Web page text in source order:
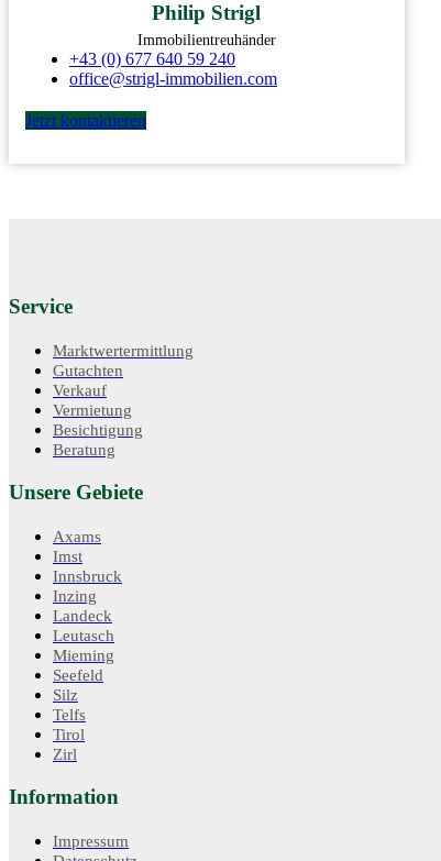
Philip Strigl
Immobilientreuhänder
+43 (0) 677 640 59 240
office@strigl-immobilien.com
Jetzt kontaktieren
Service
Marktwertermittlung
Gutachten
Verkauf
Vermietung
Besichtigung
Beratung
Unsere Gebiete
Axams
Imst
Innsbruck
Inzing
Landeck
Leutasch
Mieming
Seefeld
Silz
Telfs
Tirol
Zirl
Information
Impressum